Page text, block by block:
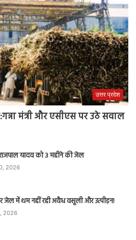
उत्तर प्रदेश
मंत्री और एसीएस पर उठे सवाल
यादव को 3 महीने की जेल
2026
में थम नहीं रही अवैध वसूली और उत्पीड़न!
2026